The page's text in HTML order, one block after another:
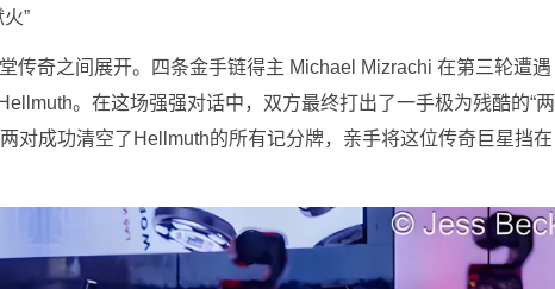
”
传奇之间展开。四条金手链得主 Michael Mizrachi 在第三轮遭遇
。在这场强强对话中，双方最终打出了一手极为残酷的“两
对成功清空了Hellmuth的所有记分牌，亲手将这位传奇巨星挡在